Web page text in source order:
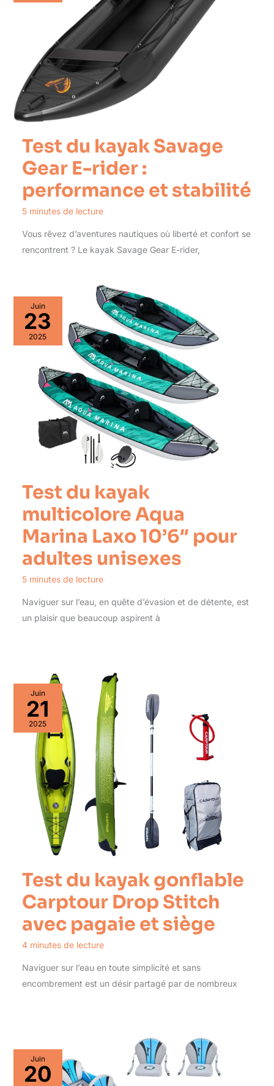
Test du kayak Savage
Gear E-rider :
performance et stabilité
5 minutes de lecture
Vous rêvez d’aventures nautiques où liberté et confort se
rencontrent ? Le kayak Savage Gear E-rider,
Juin
23
2025
Test du kayak
multicolore Aqua
Marina Laxo 10’6″ pour
adultes unisexes
5 minutes de lecture
Naviguer sur l’eau, en quête d’évasion et de détente, est
un plaisir que beaucoup aspirent à
Juin
21
2025
Test du kayak gonflable
Carptour Drop Stitch
avec pagaie et siège
4 minutes de lecture
Naviguer sur l’eau en toute simplicité et sans
encombrement est un désir partagé par de nombreux
Juin
20